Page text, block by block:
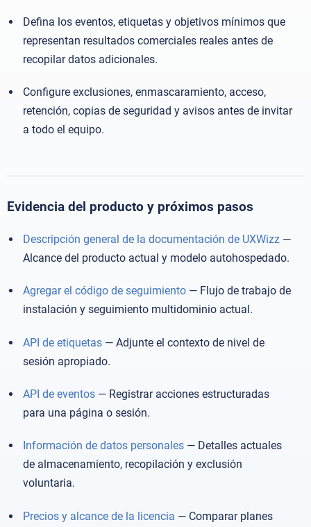
Defina los eventos, etiquetas y objetivos mínimos que
representan resultados comerciales reales antes de
recopilar datos adicionales.
Configure exclusiones, enmascaramiento, acceso,
retención, copias de seguridad y avisos antes de invitar
a todo el equipo.
Evidencia del producto y próximos pasos
Descripción general de la documentación de UXWizz —
Alcance del producto actual y modelo autohospedado.
Agregar el código de seguimiento — Flujo de trabajo de
instalación y seguimiento multidominio actual.
API de etiquetas — Adjunte el contexto de nivel de
sesión apropiado.
API de eventos — Registrar acciones estructuradas
para una página o sesión.
Información de datos personales — Detalles actuales
de almacenamiento, recopilación y exclusión
voluntaria.
Precios y alcance de la licencia — Comparar planes